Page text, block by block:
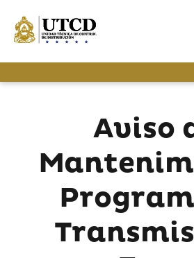
Aviso